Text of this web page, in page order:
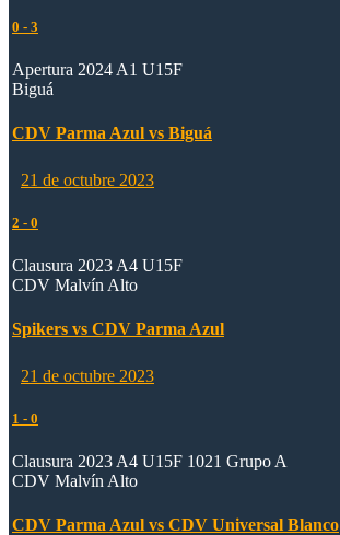
0 - 3
Apertura 2024 A1 U15F
Biguá
CDV Parma Azul vs Biguá
21 de octubre 2023
2 - 0
Clausura 2023 A4 U15F
CDV Malvín Alto
Spikers vs CDV Parma Azul
21 de octubre 2023
1 - 0
Clausura 2023 A4 U15F 1021 Grupo A
CDV Malvín Alto
CDV Parma Azul vs CDV Universal Blanco